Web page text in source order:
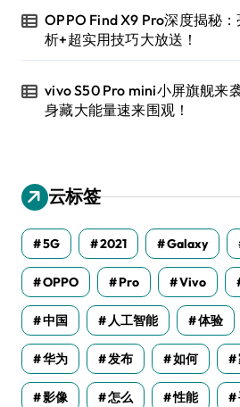
OPPO Find X9 Pro深度揭秘
析+超实用技巧大放送！
vivo S50 Pro mini小屏旗舰来
身藏大能量速来围观！
云标签
5G 2021 Galaxy
OPPO Pro Vivo
中国 人工智能 体验
华为 发布 如何
影像 怎么 性能